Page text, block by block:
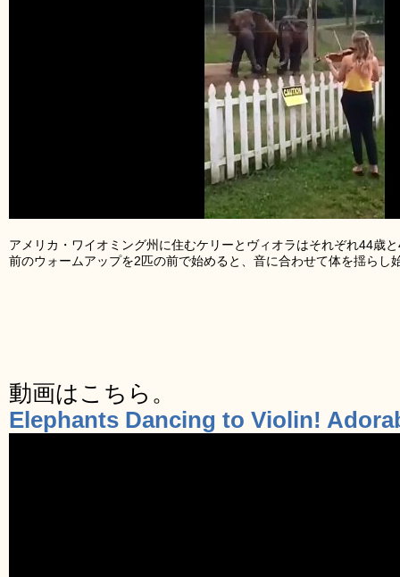
アメリカ・ワイオミング州に住むケリーとヴィオラはそれぞれ44歳
前のウォームアップを2匹の前で始めると、音に合わせて体を揺らし
動画はこちら。
Elephants Dancing to Violin!